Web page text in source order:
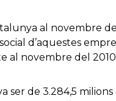
al novembre
d’aquestes
al novembre del
ser de 3.284,5